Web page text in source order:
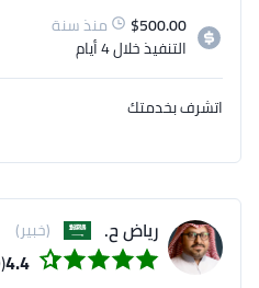
$500.00
منذ سنة
التنفيذخلال 4 أيام
اتشرف بخدمتك
رياض ح. (خبير)
4.4
(9)